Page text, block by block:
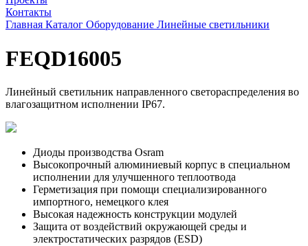
Контакты
Главная Каталог Оборудование Линейные светильники
FEQD16005
Линейный светильник направленного светораспределения во
влагозащитном исполнении IP67.
Диоды производства Osram
Высокопрочный алюминиевый корпус в специальном
исполнении для улучшенного теплоотвода
Герметизация при помощи специализированного
импортного, немецкого клея
Высокая надежность конструкции модулей
Защита от воздействий окружающей среды и
электростатических разрядов (ESD)